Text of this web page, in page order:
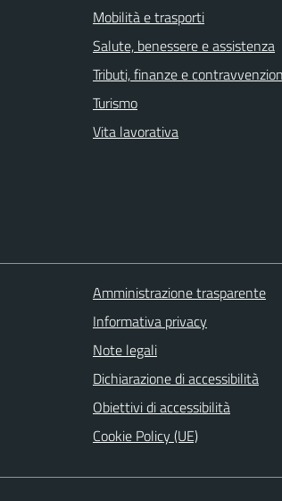
Mobilità e trasporti
Salute, benessere e assistenza
Tributi, finanze e
Turismo
Vita lavorativa
Amministrazione trasparente
Informativa privacy
Note legali
Dichiarazione di accessibilità
Obiettivi di accessibilità
Cookie Policy (UE)